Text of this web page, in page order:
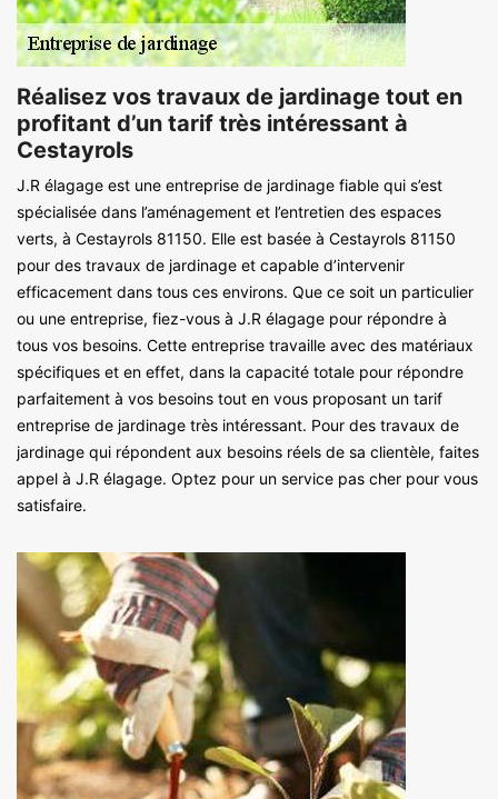
Réalisez vos travaux de jardinage tout en
profitant d’un tarif très intéressant à
Cestayrols
J.R élagage est une entreprise de jardinage fiable qui s’est
spécialisée dans l’aménagement et l’entretien des espaces
verts, à Cestayrols 81150. Elle est basée à Cestayrols 81150
pour des travaux de jardinage et capable d’intervenir
efficacement dans tous ces environs. Que ce soit un particulier
ou une entreprise, fiez-vous à J.R élagage pour répondre à
tous vos besoins. Cette entreprise travaille avec des matériaux
spécifiques et en effet, dans la capacité totale pour répondre
parfaitement à vos besoins tout en vous proposant un tarif
entreprise de jardinage très intéressant. Pour des travaux de
jardinage qui répondent aux besoins réels de sa clientèle, faites
appel à J.R élagage. Optez pour un service pas cher pour vous
satisfaire.